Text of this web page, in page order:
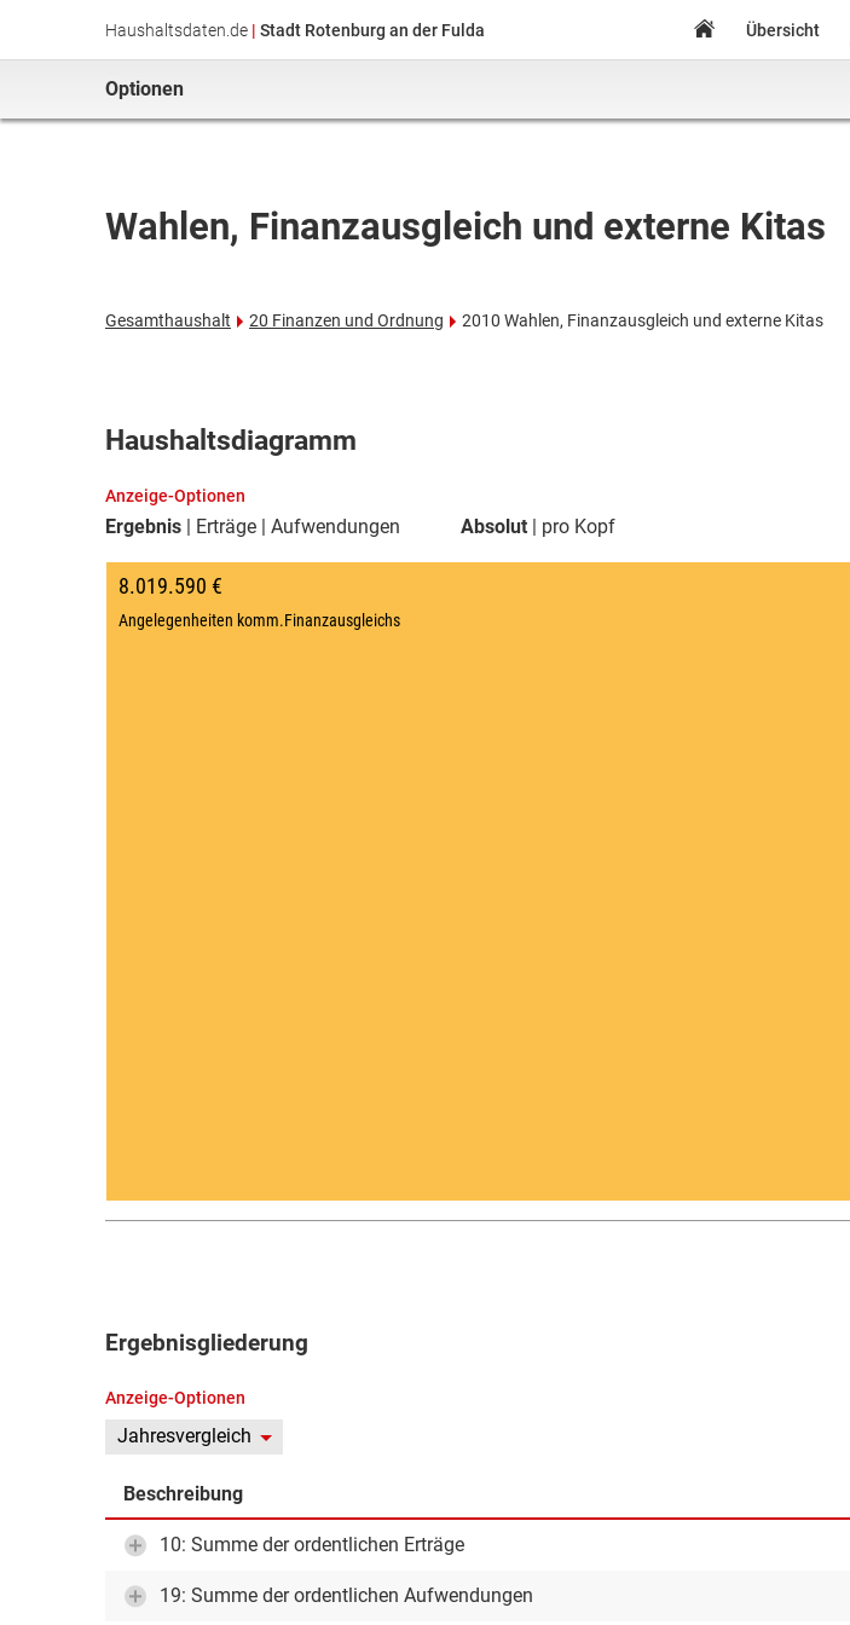
Haushaltsdaten.de | Stadt Rotenburg an der Fulda Übersicht
Optionen
Wahlen, Finanzausgleich und externe Kitas
Gesamthaushalt 20 Finanzen und Ordnung 2010 Wahlen, Finanzausgleich und externe Kitas
Haushaltsdiagramm
Anzeige-Optionen
Ergebnis Erträge Aufwendungen Absolut pro Kopf
8.019.590 €
Angelegenheiten komm.Finanzausgleichs
Ergebnisgliederung
Anzeige-Optionen
Jahresvergleich
Beschreibung
10: Summe der ordentlichen Erträge
19: Summe der ordentlichen Aufwendungen